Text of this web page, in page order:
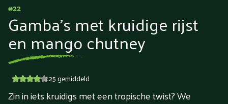
#22
Gamba’s met kruidige rijst
en mango chutney
4.25gemiddeld
Zin in iets kruidigs met een tropische twist? We